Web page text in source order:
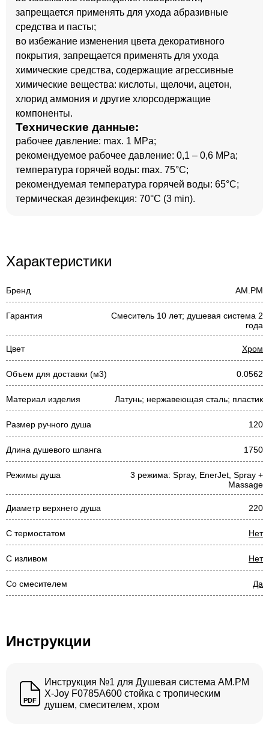
запрещается применять для ухода абразивные
средства и пасты;
во избежание изменения цвета декоративного
покрытия, запрещается применять для ухода
химические средства, содержащие агрессивные
химические вещества: кислоты, щелочи, ацетон,
хлорид аммония и другие хлорсодержащие
компоненты.
Технические данные:
рабочее давление: max. 1 MPa;
рекомендуемое рабочее давление: 0,1 – 0,6 MPa;
температура горячей воды: max. 75°C;
рекомендуемая температура горячей воды: 65°C;
термическая дезинфекция: 70°C (3 min).
Характеристики
Бренд AM.PM
Гарантия
Смеситель 10 лет; душевая система 2
года
Цвет Хром
Объем для доставки (м3) 0.0562
Материал изделия Латунь; нержавеющая сталь; пластик
Размер ручного душа 120
Длина душевого шланга 1750
Режимы душа
3 режима: Spray, EnerJet, Spray +
Massage
Диаметр верхнего душа 220
С термостатом Нет
С изливом Нет
Со смесителем Да
Инструкции
PDF
Инструкция №1 для Душевая система AM.PM
X-Joy F0785A600 стойка с тропическим
душем, смесителем, хром